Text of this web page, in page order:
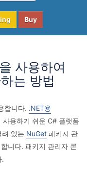
Buy
사용하여
는 방법
합니다. .NET용
사용하기 쉬운 C# 플랫폼
있는 NuGet 패키지 관
니다. 패키지 관리자 콘
.